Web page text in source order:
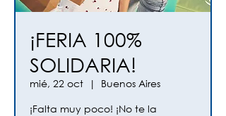
¡FERIA 100%
SOLIDARIA!
mié, 22 oct
  |
Buenos Aires
¡Falta muy poco! ¡No te la